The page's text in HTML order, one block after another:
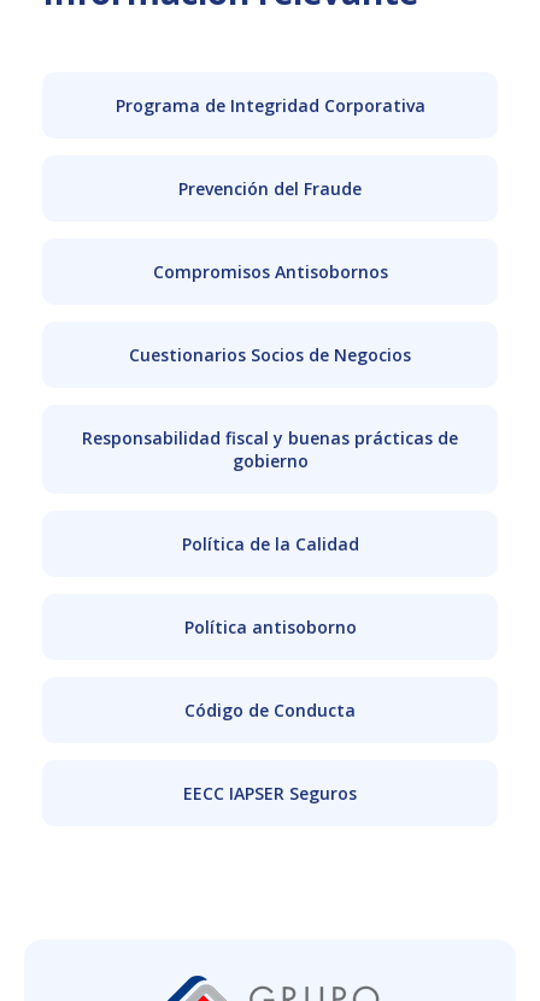
Programa de Integridad Corporativa
Prevención del Fraude
Compromisos Antisobornos
Cuestionarios Socios de Negocios
Responsabilidad fiscal y buenas prácticas de
gobierno
Política de la Calidad
Política antisoborno
Código de Conducta
EECC IAPSER Seguros